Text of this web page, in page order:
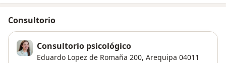
Consultorio
Consultorio psicológico
Eduardo Lopez de Romaña 200, Arequipa 04011